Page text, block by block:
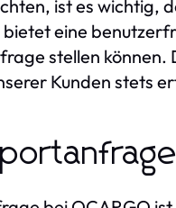
ist es wichtig,
eine
stellen
Kunden stets